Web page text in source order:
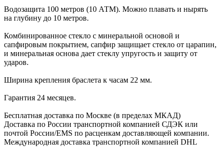
Водозащита 100 метров (10 АТМ). Можно плавать и нырять
на глубину до 10 метров.
Комбинированное стекло с минеральной основой и
сапфировым покрытием, сапфир защищает стекло от царапин,
и минеральная основа дает стеклу упругость и защиту от
ударов.
Ширина крепления браслета к часам 22 мм.
Гарантия 24 месяцев.
Бесплатная доставка по Москве (в пределах МКАД)
Доставка по России транспортной компанией СДЭК или
почтой России/EMS по расценкам доставляющей компании.
Международная доставка транспортной компанией DHL